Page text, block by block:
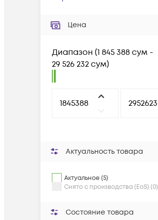
Цена
Диапазон (1 845 388 сум -
29 526 232 сум)
Актуальность товара
Актуальное (5)
Снято с производства (EoS) (0)
Состояние товара